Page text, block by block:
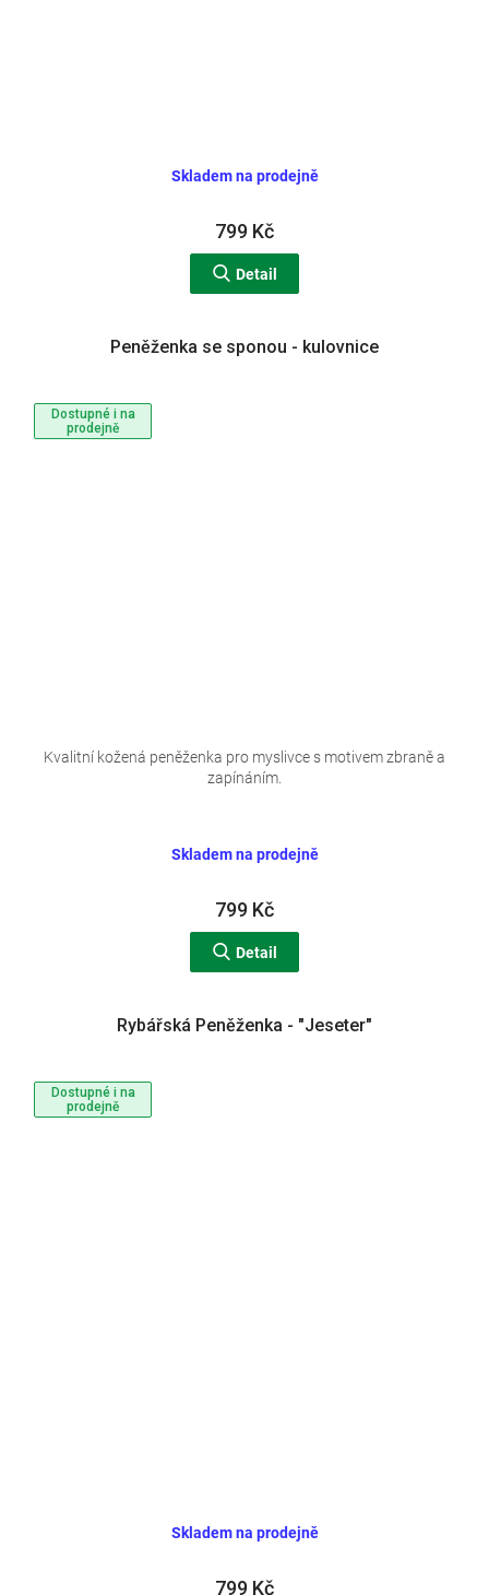
Skladem na prodejně
799 Kč
Detail
Dostupné i na
prodejně
Peněženka se sponou - kulovnice
Skladem na prodejně
799 Kč
Detail
Kvalitní kožená peněženka pro myslivce s motivem zbraně a
zapínáním.
Dostupné i na
prodejně
Rybářská Peněženka - "Jeseter"
Skladem na prodejně
799 Kč